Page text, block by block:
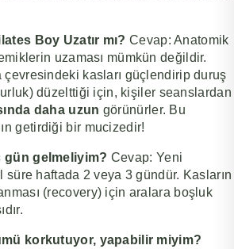
Boy Uzatır mı? Cevap: Anatomik
uzaması mümkün değildir.
çevresindeki kasları güçlendirip duruş
düzelttiği için, kişiler seanslardan
daha uzun görünürler. Bu
getirdiği bir mucizedir!
gün gelmeliyim? Cevap: Yeni
haftada 2 veya 3 gündür. Kasların
(recovery) için aralara boşluk
korkutuyor, yapabilir miyim?